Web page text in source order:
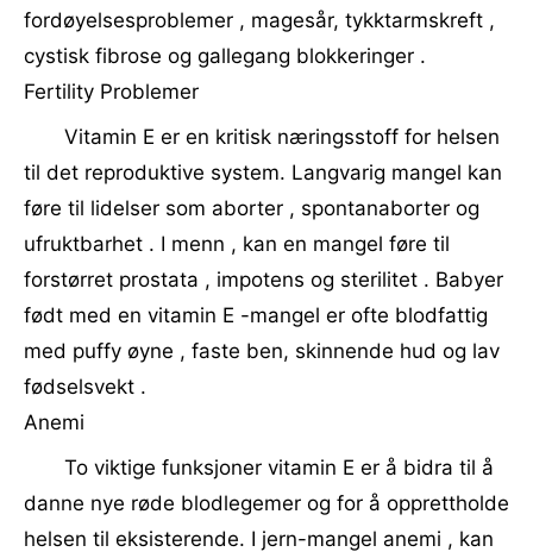
fordøyelsesproblemer , magesår, tykktarmskreft ,
cystisk fibrose og gallegang blokkeringer .
Fertility Problemer
Vitamin E er en kritisk næringsstoff for helsen
til det reproduktive system. Langvarig mangel kan
føre til lidelser som aborter , spontanaborter og
ufruktbarhet . I menn , kan en mangel føre til
forstørret prostata , impotens og sterilitet . Babyer
født med en vitamin E -mangel er ofte blodfattig
med puffy øyne , faste ben, skinnende hud og lav
fødselsvekt .
Anemi
To viktige funksjoner vitamin E er å bidra til å
danne nye røde blodlegemer og for å opprettholde
helsen til eksisterende. I jern-mangel anemi , kan